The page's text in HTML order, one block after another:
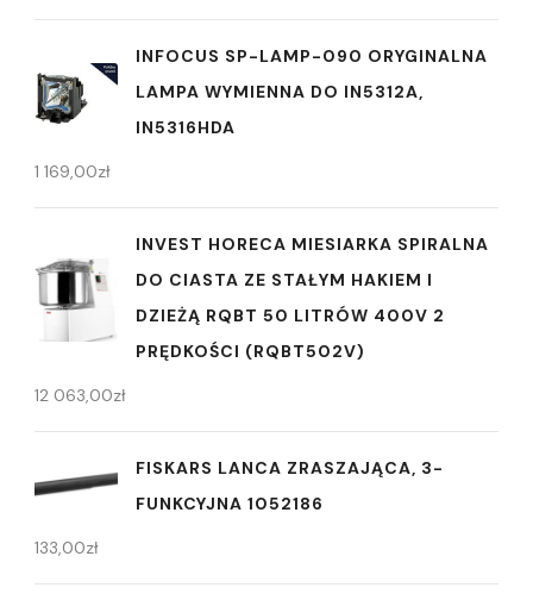
INFOCUS SP-LAMP-090 ORYGINALNA
LAMPA WYMIENNA DO IN5312A,
IN5316HDA
1 169,00zł
INVEST HORECA MIESIARKA SPIRALNA
DO CIASTA ZE STAŁYM HAKIEM I
DZIEŻĄ RQBT 50 LITRÓW 400V 2
PRĘDKOŚCI (RQBT502V)
12 063,00zł
FISKARS LANCA ZRASZAJĄCA, 3-
FUNKCYJNA 1052186
133,00zł